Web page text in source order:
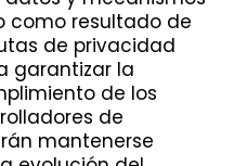
como resultado de
de privacidad
garantizar la
de los
de
mantenerse